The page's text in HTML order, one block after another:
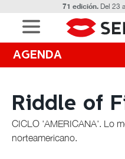
71 edición.Del 23
AGENDA
Riddle of
CICLO 'AMERICANA'. Lo
norteamericano.